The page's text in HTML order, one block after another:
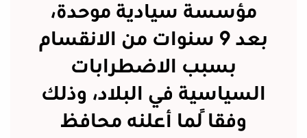
مؤسسة سيادية موحدة،
بعد 9 سنوات من الانقسام
بسبب الاضطرابات
السياسية في البلاد، وذلك
وفقاً لما أعلنه محافظ